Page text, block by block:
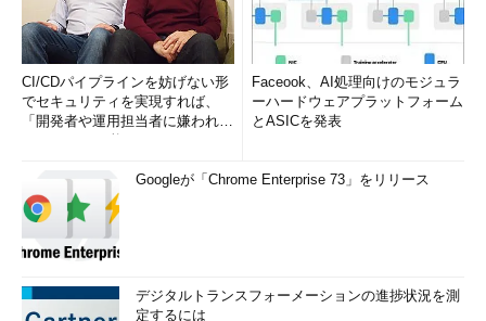
CI/CDパイプラインを妨げない形
でセキュリティを実現すれば、
「開発者や運用担当者に嫌われな
Faceook、AI処理向けのモジュラ
ーハードウェアプラットフォーム
とASICを発表
Googleが「Chrome Enterprise 73」をリリース
デジタルトランスフォーメーションの進捗状況を測
定するには